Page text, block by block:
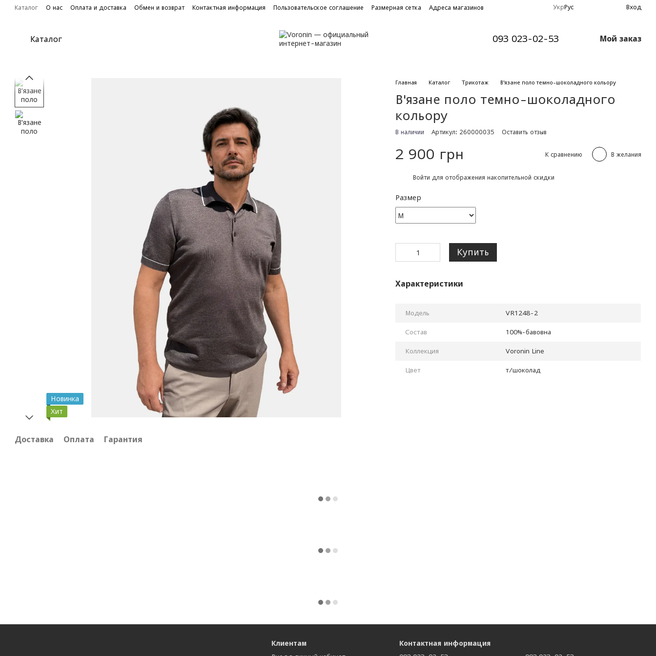
Перейти к основному контенту
Каталог О нас Оплата и доставка Обмен и возврат Контактная информация Пользовательское соглашение Размерная сетка Адреса магазинов УкрРус Вход
Каталог 093 023-02-53 Мой заказ
Новинка
Хит
Доставка Оплата Гарантия
Главная Каталог Трикотаж В'язане поло темно-шоколадного кольору
В'язане поло темно-шоколадного
кольору
В наличии Артикул: 260000035 Оставить отзыв
2 900 грн К сравнению В желания
Войти для отображения накопительной скидки
Размер
Купить
Характеристики
Модель VR1248-2
Состав 100%-бавовна
Коллекция Voronin Line
Цвет т/шоколад
Клиентам Контактная информация